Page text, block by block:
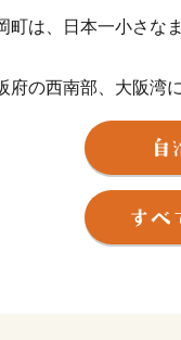
町は、日本一小さな
府の西南部、大阪湾
に短い地形で、その
から漁業や繊維産業
勤圏内に位置し、関
に恵まれています。